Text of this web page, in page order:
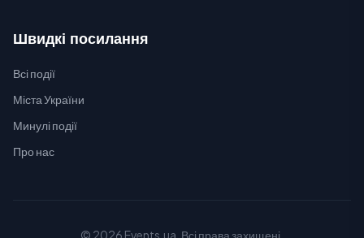
Швидкі посилання
Всі події
Міста України
Минулі події
Про нас
© 2026 Events.ua. Всі права захищені.